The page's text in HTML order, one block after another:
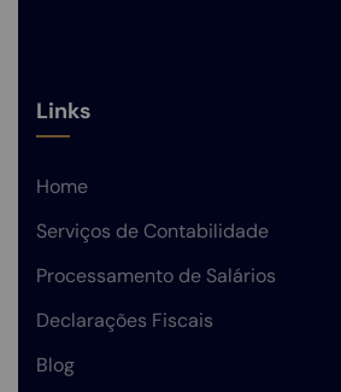
Links
Home
Serviços de Contabilidade
Processamento de Salários
Declarações Fiscais
Blog